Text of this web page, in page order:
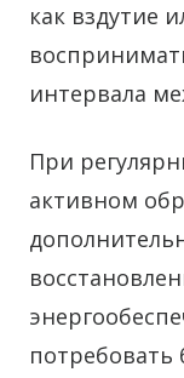
как вздутие
интервала
При
активном